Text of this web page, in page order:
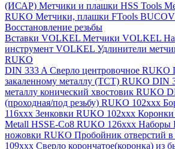
(ИСАР) Метчики и плашки HSS Tools
RUKO Метчики, плашки FTools
Восстановление резьбы
Вставки VOLKEL Метчики VOLKEL
инструмент VOLKEL Удлинители
RUKO
DIN 333 A Сверло центровочное RUKO
закаленному металлу (ТСТ) RUKO DIN
металлу конический хвостовик RUKO
(проходная/под резьбу) RUKO 102xxx
116xxx Зенковки RUKO 102xxx Коронки
Metall HSSE-Co8 RUKO 126ххх Наборы
ножовки RUKO Пробойник отверстий
109ххх Сверло корончатое(коронка) из